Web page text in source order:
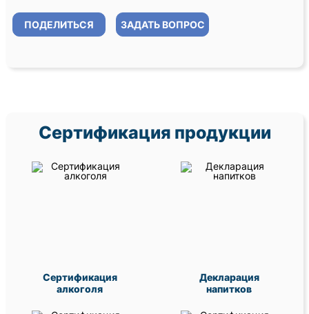
ПОДЕЛИТЬСЯ ЗАДАТЬ ВОПРОС
Сертификация продукции
Сертификация
алкоголя
Декларация
напитков